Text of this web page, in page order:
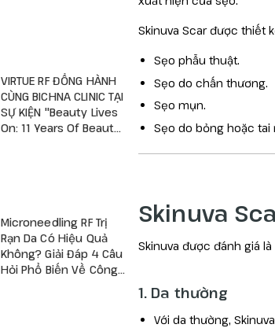
Skinuva Scar được thiết
Sẹo phẫu thuật.
Sẹo do chấn thương.
Sẹo mụn.
Sẹo do bỏng hoặc tai
Skinuva
Skinuva được đánh giá
1. Da thường
Với da thường,
VIRTUE RF ĐỒNG HÀNH
CÙNG BICHNA CLINIC TẠI
SỰ KIỆN "Beauty Lives
On: 11 Years Of Beauty
Microneedling RF Trị
Rạn Da Có Hiệu Quả
Không? Giải Đáp 4 Câu
Hỏi Phổ Biến Về Công